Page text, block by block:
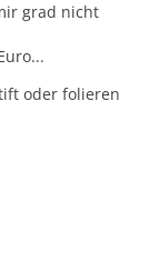
grad nicht
oder folieren